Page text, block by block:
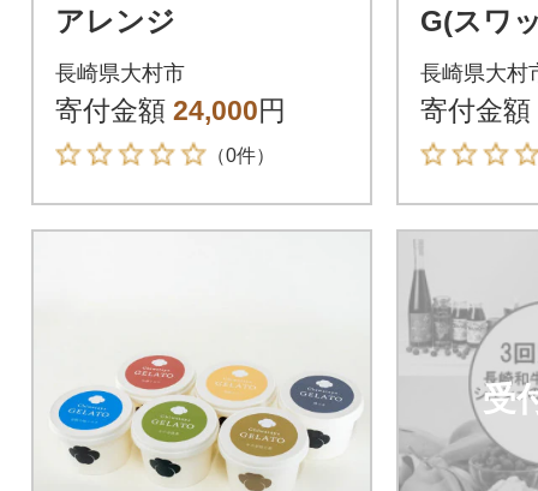
アレンジ
長崎県大村市
寄付金額 24,000円
（0件）
G(スワ
ズ
長崎県大村
寄付金額
受